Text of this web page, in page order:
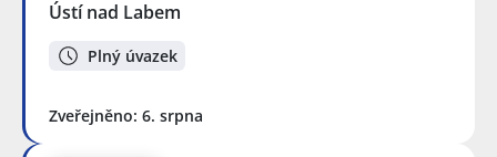
Ústí nad Labem
Plný úvazek
Zveřejněno: 6. srpna